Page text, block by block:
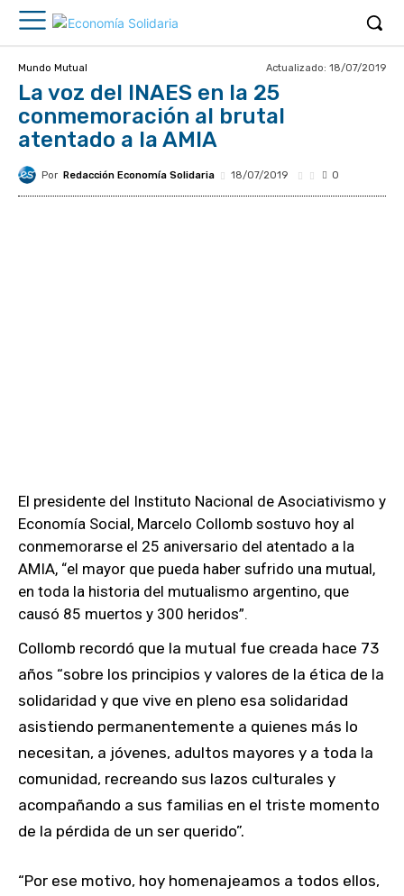
Mundo Mutual Actualizado: 18/07/2019
La voz del INAES en la 25
conmemoración al brutal
atentado a la AMIA
Por Redacción Economía Solidaria 18/07/2019 0
El presidente del Instituto Nacional de Asociativismo y
Economía Social, Marcelo Collomb sostuvo hoy al
conmemorarse el 25 aniversario del atentado a la
AMIA, “el mayor que pueda haber sufrido una mutual,
en toda la historia del mutualismo argentino, que
causó 85 muertos y 300 heridos”.
Collomb recordó que la mutual fue creada hace 73
años “sobre los principios y valores de la ética de la
solidaridad y que vive en pleno esa solidaridad
asistiendo permanentemente a quienes más lo
necesitan, a jóvenes, adultos mayores y a toda la
comunidad, recreando sus lazos culturales y
acompañando a sus familias en el triste momento
de la pérdida de un ser querido”.
“Por ese motivo, hoy homenajeamos a todos ellos,